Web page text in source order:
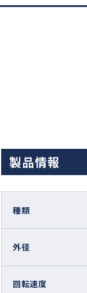
エアー式
製品情報
種類
外径
回転速度